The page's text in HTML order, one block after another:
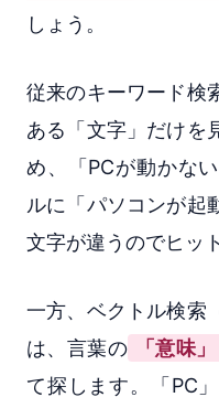
しょう。
従来のキーワード検
ある「文字」だけを
め、「PCが動かな
ルに「パソコンが起
文字が違うのでヒッ
一方、ベクトル検索
は、言葉の
「意味」
て探します。「PC